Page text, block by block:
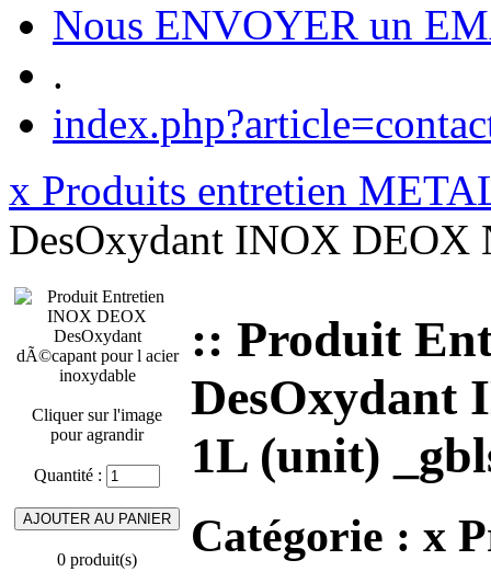
Nous ENVOYER un
.
x Produits entretien
DesOxydant INOX
Cliquer sur l'image
pour agrandir
Quantité :
0 produit(s)
:: Produit
1L (unit)
Catégorie : x